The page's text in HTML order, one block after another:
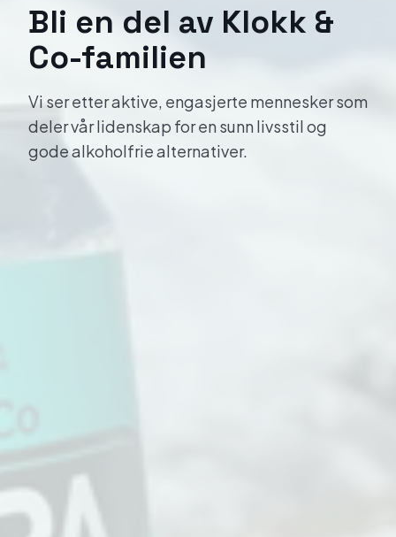
Bli en del av Klokk &
Co-familien
Vi ser etter aktive, engasjerte mennesker som
deler vår lidenskap for en sunn livsstil og
gode alkoholfrie alternativer.